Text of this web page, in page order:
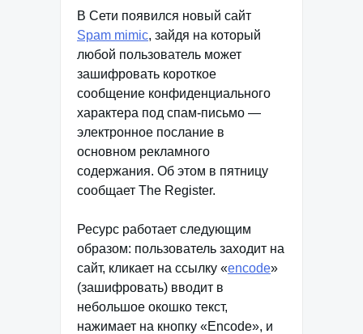
В Сети появился новый сайт
Spam mimic, зайдя на который
любой пользователь может
зашифровать короткое
сообщение конфиденциального
характера под спам-письмо —
электронное послание в
основном рекламного
содержания. Об этом в пятницу
сообщает The Register.
Ресурс работает следующим
образом: пользователь заходит на
сайт, кликает на ссылку «encode»
(зашифровать) вводит в
небольшое окошко текст,
нажимает на кнопку «Encode», и